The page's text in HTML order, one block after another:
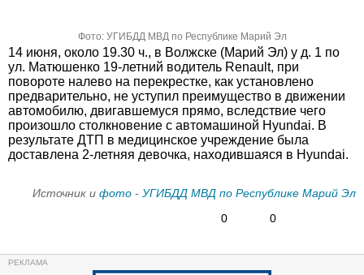
Фото: УГИБДД МВД по Республике Марий Эл
14 июня, около 19.30 ч., в Волжске (Марий Эл) у д. 1 по
ул. Матюшенко 19-летний водитель Renault, при
повороте налево на перекрестке, как установлено
предварительно, не уступил преимущество в движении
автомобилю, двигавшемуся прямо, вследствие чего
произошло столкновение с автомашиной Hyundai. В
результате ДТП в медицинское учреждение была
доставлена 2-летняя девочка, находившаяся в Hyundai.
Источник и фото - УГИБДД МВД по Республике Марий Эл
0
0